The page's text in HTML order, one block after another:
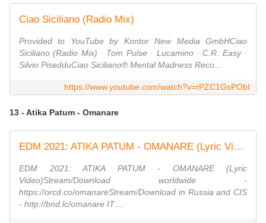
Ciao Siciliano (Radio Mix)
Provided to YouTube by Kontor New Media GmbHCiao
Siciliano (Radio Mix) · Tom Pulse · Lucamino · C.R. Easy ·
Silvio PisedduCiao Siciliano℗ Mental Madness Reco...
https://www.youtube.com/watch?v=rPZC1GsPObI
13 - Atika Patum - Omanare
EDM 2021: ATIKA PATUM - OMANARE (Lyric Video)
EDM 2021: ATIKA PATUM - OMANARE (Lyric
Video)Stream/Download worldwide -
https://orcd.co/omanareStream/Download in Russia and CIS
- http://bnd.lc/omanare IT ...